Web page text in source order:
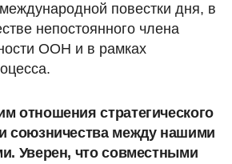
повестки дня, в
непостоянного члена
ООН и в рамках
отношения стратегического
союзничества между нашими
Уверен, что совместными